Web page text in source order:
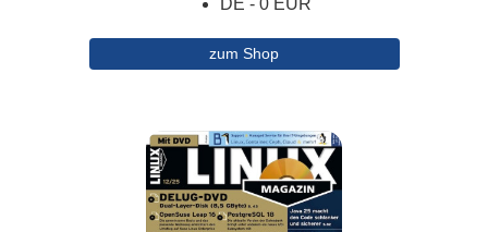
DE - 0 EUR
zum Shop